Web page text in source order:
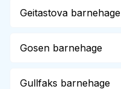
Geitastova barnehage
Gosen barnehage
Gullfaks barnehage